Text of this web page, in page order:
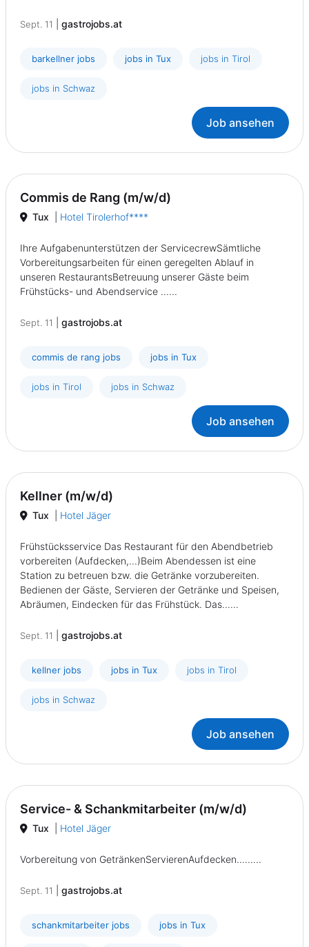
Sept. 11 gastrojobs.at
barkellner jobs jobs in Tux jobs in Tirol
jobs in Schwaz
Job ansehen
Commis de Rang (m/w/d)
Tux Hotel Tirolerhof****
Ihre Aufgabenunterstützen der ServicecrewSämtliche
Vorbereitungsarbeiten für einen geregelten Ablauf in
unseren RestaurantsBetreuung unserer Gäste beim
Frühstücks- und Abendservice ......
Sept. 11 gastrojobs.at
commis de rang jobs jobs in Tux
jobs in Tirol jobs in Schwaz
Job ansehen
Kellner (m/w/d)
Tux Hotel Jäger
Frühstücksservice Das Restaurant für den Abendbetrieb
vorbereiten (Aufdecken,...)Beim Abendessen ist eine
Station zu betreuen bzw. die Getränke vorzubereiten.
Bedienen der Gäste, Servieren der Getränke und Speisen,
Abräumen, Eindecken für das Frühstück. Das......
Sept. 11 gastrojobs.at
kellner jobs jobs in Tux jobs in Tirol
jobs in Schwaz
Job ansehen
Service- & Schankmitarbeiter (m/w/d)
Tux Hotel Jäger
Vorbereitung von GetränkenServierenAufdecken.........
Sept. 11 gastrojobs.at
schankmitarbeiter jobs jobs in Tux